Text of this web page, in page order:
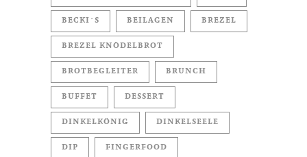
BECKI´S BEILAGEN BREZEL
BREZEL KNÖDELBROT
BROTBEGLEITER BRUNCH
BUFFET DESSERT
DINKELKÖNIG DINKELSEELE
DIP FINGERFOOD